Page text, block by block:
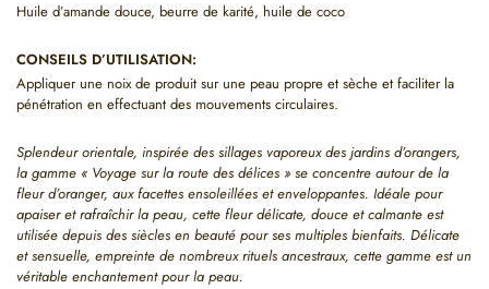
Huile d’amande douce, beurre de karité, huile de coco
CONSEILS D’UTILISATION:
Appliquer une noix de produit sur une peau propre et sèche et faciliter la
pénétration en effectuant des mouvements circulaires.
Splendeur orientale, inspirée des sillages vaporeux des jardins d’orangers,
la gamme « Voyage sur la route des délices » se concentre autour de la
fleur d’oranger, aux facettes ensoleillées et enveloppantes. Idéale pour
apaiser et rafraîchir la peau, cette fleur délicate, douce et calmante est
utilisée depuis des siècles en beauté pour ses multiples bienfaits. Délicate
et sensuelle, empreinte de nombreux rituels ancestraux, cette gamme est un
véritable enchantement pour la peau.